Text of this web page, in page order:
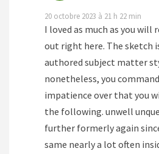
20 octobre 2023 à 21 h 22 min
I loved as much as you will
out right here. The sketch
authored subject matter
nonetheless, you
impatience over that you
the following. unwell
further formerly again
same nearly a lot often